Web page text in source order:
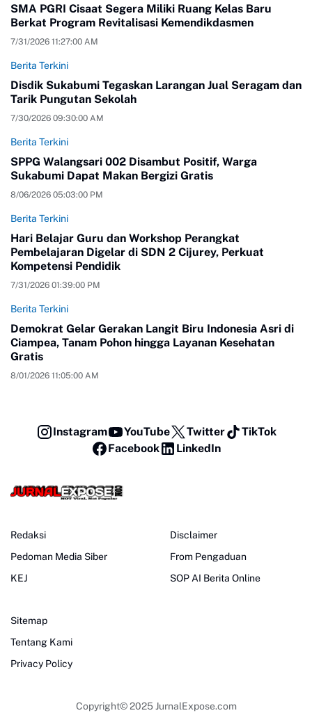
SMA PGRI Cisaat Segera Miliki Ruang Kelas Baru
Berkat Program Revitalisasi Kemendikdasmen
7/31/2026 11:27:00 AM
Berita Terkini
Disdik Sukabumi Tegaskan Larangan Jual Seragam dan
Tarik Pungutan Sekolah
7/30/2026 09:30:00 AM
Berita Terkini
SPPG Walangsari 002 Disambut Positif, Warga
Sukabumi Dapat Makan Bergizi Gratis
8/06/2026 05:03:00 PM
Berita Terkini
Hari Belajar Guru dan Workshop Perangkat
Pembelajaran Digelar di SDN 2 Cijurey, Perkuat
Kompetensi Pendidik
7/31/2026 01:39:00 PM
Berita Terkini
Demokrat Gelar Gerakan Langit Biru Indonesia Asri di
Ciampea, Tanam Pohon hingga Layanan Kesehatan
Gratis
8/01/2026 11:05:00 AM
Instagram YouTube Twitter
TikTok
Facebook
LinkedIn
Redaksi
Pedoman Media Siber
KEJ
Disclaimer
From Pengaduan
SOP AI Berita Online
Sitemap
Tentang Kami
Privacy Policy
Copyright© 2025 JurnalExpose.com